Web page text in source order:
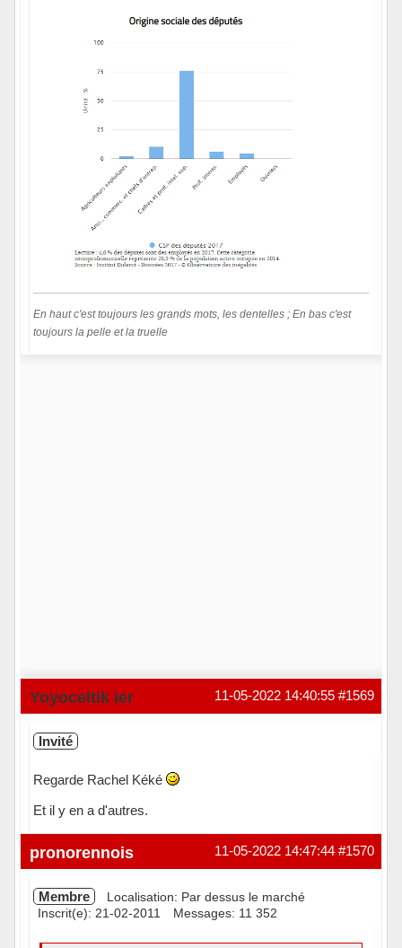
En haut c'est toujours les grands mots, les dentelles ; En bas c'est
toujours la pelle et la truelle
#1569
11-05-2022 14:40:55
Yoyoceltik Ier
Invité
Regarde Rachel Kéké
Et il y en a d'autres.
#1570
11-05-2022 14:47:44
pronorennois
Membre
Localisation: Par dessus le marché
Inscrit(e): 21-02-2011
Messages: 11 352